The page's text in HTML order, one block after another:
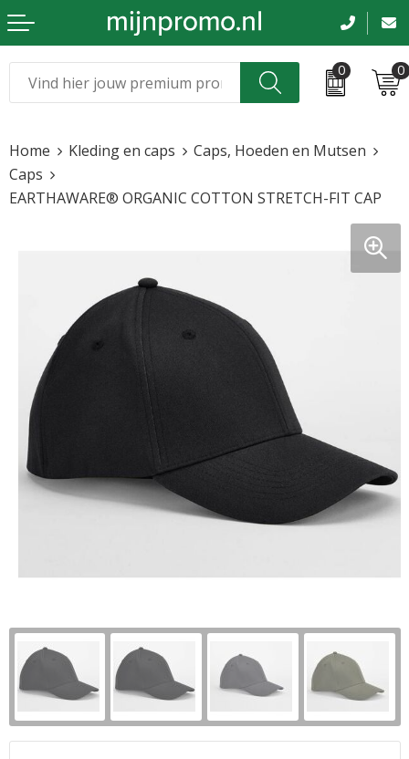
0 0
Kleding & caps
Sportkleding
Tassen en reizen
Beurs en evenementen
Bloemen en planten
Sinterklaas
Voetbal, EK en WK
Home Kleding en caps
Caps, Hoeden en Mutsen
Caps
EARTHAWARE® ORGANIC COTTON STRETCH-FIT CAP